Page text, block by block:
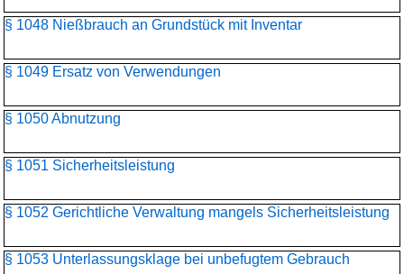
§ 1048 Nießbrauch an Grundstück mit Inventar
§ 1049 Ersatz von Verwendungen
§ 1050 Abnutzung
§ 1051 Sicherheitsleistung
§ 1052 Gerichtliche Verwaltung mangels Sicherheitsleistung
§ 1053 Unterlassungsklage bei unbefugtem Gebrauch